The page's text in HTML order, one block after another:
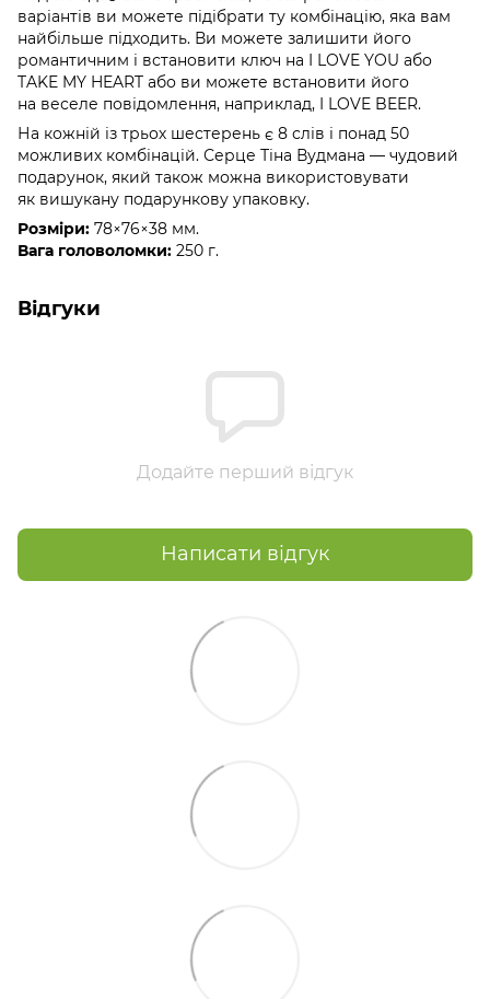
варіантів ви можете підібрати ту комбінацію, яка вам
найбільше підходить. Ви можете залишити його
романтичним і встановити ключ на I LOVE YOU або
TAKE MY HEART або ви можете встановити його
на веселе повідомлення, наприклад, I LOVE BEER.
На кожній із трьох шестерень є 8 слів і понад 50
можливих комбінацій. Серце Тіна Вудмана — чудовий
подарунок, який також можна використовувати
як вишукану подарункову упаковку.
Розміри: 78×76×38 мм.
Вага головоломки: 250 г.
Відгуки
Додайте перший відгук
Написати відгук